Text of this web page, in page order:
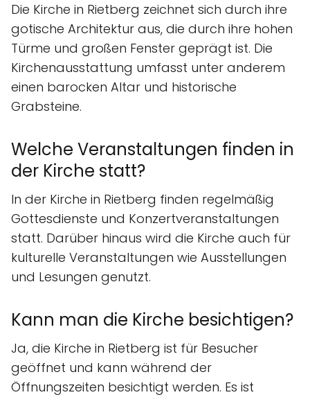
Die Kirche in Rietberg zeichnet sich durch ihre
gotische Architektur aus, die durch ihre hohen
Türme und großen Fenster geprägt ist. Die
Kirchenausstattung umfasst unter anderem
einen barocken Altar und historische
Grabsteine.
Welche Veranstaltungen finden in
der Kirche statt?
In der Kirche in Rietberg finden regelmäßig
Gottesdienste und Konzertveranstaltungen
statt. Darüber hinaus wird die Kirche auch für
kulturelle Veranstaltungen wie Ausstellungen
und Lesungen genutzt.
Kann man die Kirche besichtigen?
Ja, die Kirche in Rietberg ist für Besucher
geöffnet und kann während der
Öffnungszeiten besichtigt werden. Es ist